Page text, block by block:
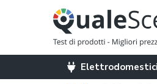
Elettrodomestici